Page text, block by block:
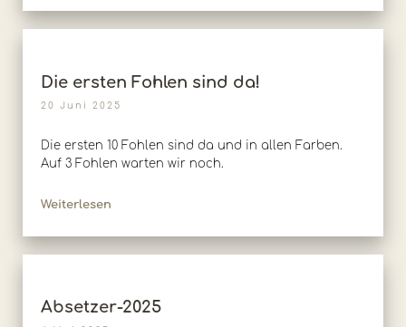
Die ersten Fohlen sind da!
20 Juni 2025
Die ersten 10 Fohlen sind da und in allen Farben.
Auf 3 Fohlen warten wir noch.
Weiterlesen
Absetzer-2025